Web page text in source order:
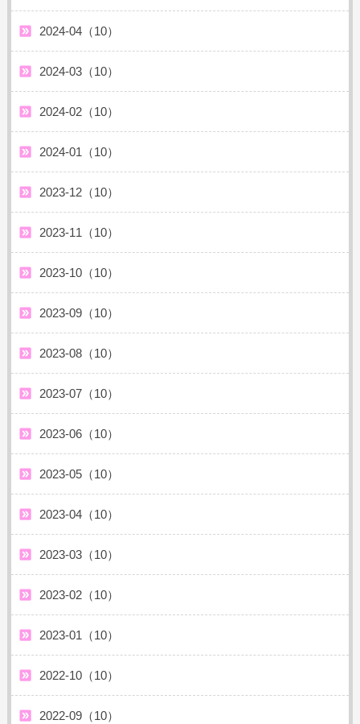
2024-04（10）
2024-03（10）
2024-02（10）
2024-01（10）
2023-12（10）
2023-11（10）
2023-10（10）
2023-09（10）
2023-08（10）
2023-07（10）
2023-06（10）
2023-05（10）
2023-04（10）
2023-03（10）
2023-02（10）
2023-01（10）
2022-10（10）
2022-09（10）